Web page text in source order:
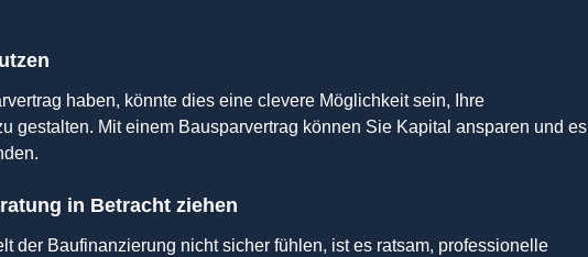
haben, könnte dies eine clevere Möglichkeit sein, Ihre
gestalten. Mit einem Bausparvertrag können Sie Kapital ansparen und es
in Betracht ziehen
der Baufinanzierung nicht sicher fühlen, ist es ratsam, professionelle